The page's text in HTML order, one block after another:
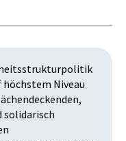
Niveau
solidarisch